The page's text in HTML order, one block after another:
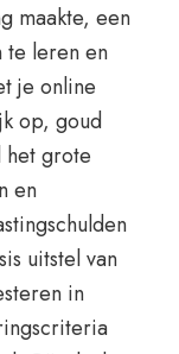
maakte, een
te leren en
je online
op, goud
het grote
en
uitstel van
in